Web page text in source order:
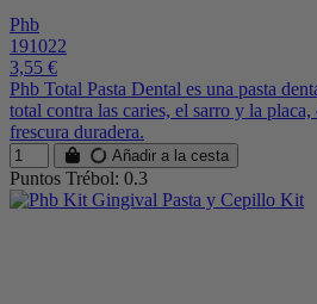
Phb
191022
3,55 €
Phb Total Pasta Dental es una pasta
total contra las caries, el sarro y la
frescura duradera.
Añadir a la cesta
Puntos Trébol: 0.3